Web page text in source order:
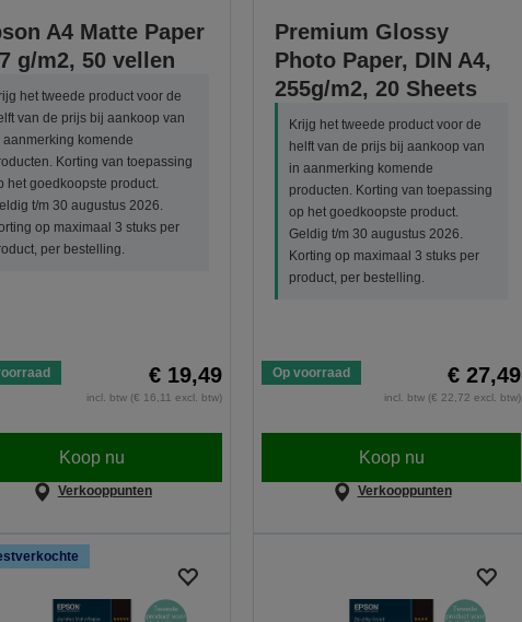
A4 Matte Paper
g/m2, 50 vellen
het tweede product voor de
van de prijs bij aankoop van
aanmerking komende
Korting van toepassing
het goedkoopste product.
t/m 30 augustus 2026.
op maximaal 3 stuks per
per bestelling.
€ 19,49
incl. btw (€ 16,11 excl. btw)
Koop nu
Verkooppunten
Premium Glossy
Photo Paper, DIN A4,
255g/m2, 20 Sheets
Krijg het tweede product voor de
helft van de prijs bij aankoop van
in aanmerking komende
producten. Korting van toepassing
op het goedkoopste product.
Geldig t/m 30 augustus 2026.
Korting op maximaal 3 stuks per
product, per bestelling.
Op voorraad € 27,49
incl. btw (€ 22,72 excl. btw)
Koop nu
Verkooppunten